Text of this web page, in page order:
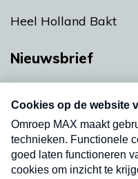
Heel Holland Bakt
Nieuwsbrief
nieuwsbrief. Elke
uw mailbox.